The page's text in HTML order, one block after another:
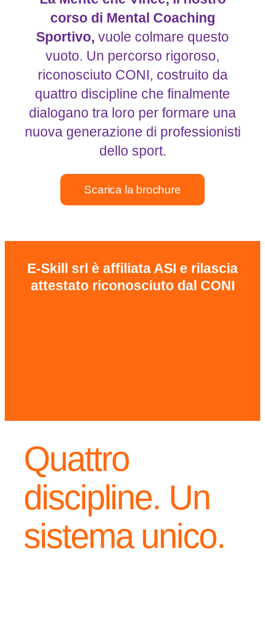
corso di Mental Coaching
Sportivo, vuole colmare questo
vuoto. Un percorso rigoroso,
riconosciuto CONI, costruito da
quattro discipline che finalmente
dialogano tra loro per formare una
nuova generazione di professionisti
dello sport.
Scarica la brochure
E-Skill srl è affiliata ASI e rilascia
attestato riconosciuto dal CONI
Quattro
discipline. Un
sistema unico.